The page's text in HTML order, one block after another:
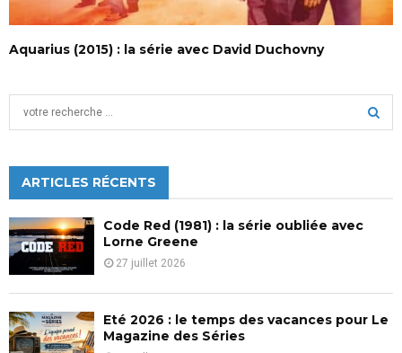
Aquarius (2015) : la série avec David Duchovny
h
f
o
r
:
C
H
ARTICLES RÉCENTS
Code Red (1981) : la série oubliée avec
Lorne Greene
27 juillet 2026
Eté 2026 : le temps des vacances pour Le
Magazine des Séries